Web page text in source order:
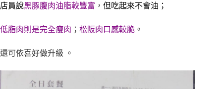
店員說黑豚腹肉油脂較豐富 ， 但吃起來不會油；
低脂肉則是完全瘦肉 ； 松阪肉口感較脆 。
還可依喜好做升級 。